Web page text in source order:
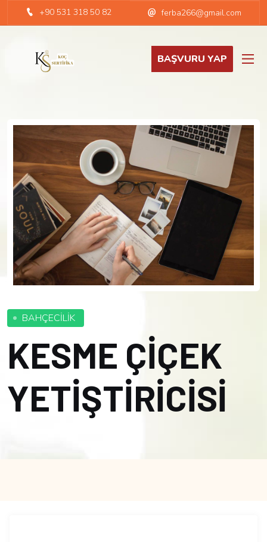
+90 531 318 50 82 ferba266@gmail.com
BAŞVURU YAP
BAHÇECİLİK
KESME ÇİÇEK
YETİŞTİRİCİSİ